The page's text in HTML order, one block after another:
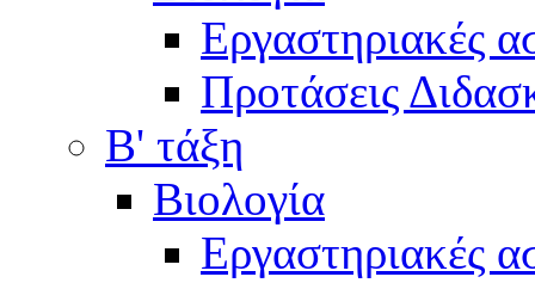
Εργαστηριακές
Προτάσεις
Β' τάξη
Βιολογία
Εργαστηριακές